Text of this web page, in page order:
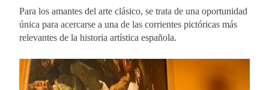
Para los amantes del arte clásico, se trata de una oportunidad
única para acercarse a una de las corrientes pictóricas más
relevantes de la historia artística española.